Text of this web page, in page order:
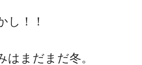
し！！
はまだまだ冬。